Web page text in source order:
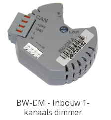
BW-DM - Inbouw 1-
kanaals dimmer